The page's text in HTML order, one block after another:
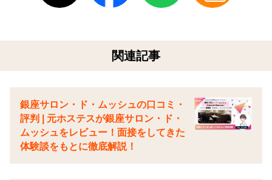
関連記事
銀座サロン・ド・ムッシュの口コミ・
評判 | 元ホステスが銀座サロン・ド・
ムッシュをレビュー！面接をしてきた
体験談をもとに徹底解説！